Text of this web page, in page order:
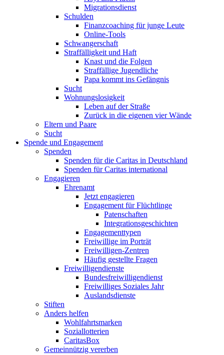
Migrationsdienst
Schulden
Finanzcoaching für junge Leute
Online-Tools
Schwangerschaft
Straffälligkeit und Haft
Knast und die Folgen
Straffällige Jugendliche
Papa kommt ins Gefängnis
Sucht
Wohnungslosigkeit
Leben auf der Straße
Zurück in die eigenen vier Wände
Eltern und Paare
Sucht
Spende und Engagement
Spenden
Spenden für die Caritas in Deutschland
Spenden für Caritas international
Engagieren
Ehrenamt
Jetzt engagieren
Engagement für Flüchtlinge
Patenschaften
Integrationsgeschichten
Engagementtypen
Freiwillige im Porträt
Freiwilligen-Zentren
Häufig gestellte Fragen
Freiwilligendienste
Bundesfreiwilligendienst
Freiwilliges Soziales Jahr
Auslandsdienste
Stiften
Anders helfen
Wohlfahrtsmarken
Soziallotterien
CaritasBox
Gemeinnützig vererben